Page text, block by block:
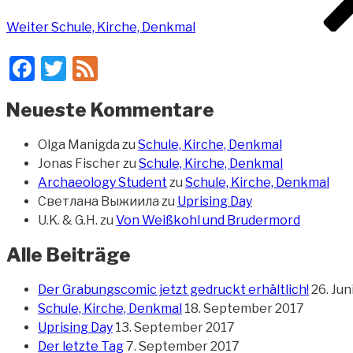
WeiterSchule, Kirche, Denkmal
Facebook
Twitter
Neueste Kommentare
Olga Manigda zu Schule, Kirche, Denkmal
Jonas Fischerzu Schule, Kirche, Denkmal
Archaeology Student zu Schule, Kirche, Denkmal
Светлана Выжиила zu Uprising Day
U.K. & G.H. zu Von Weißkohl und Brudermord
Alle Beiträge
Der Grabungscomic jetzt gedruckt erhältlich!26.
Schule, Kirche, Denkmal 18. September 2017
Uprising Day 13. September 2017
Der letzte Tag7. September 2017